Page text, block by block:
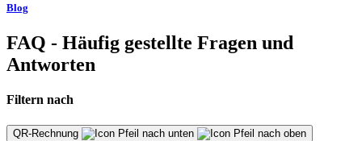
Blog
FAQ - Häufig gestellte Fragen und
Antworten
Filtern nach
QR-Rechnung